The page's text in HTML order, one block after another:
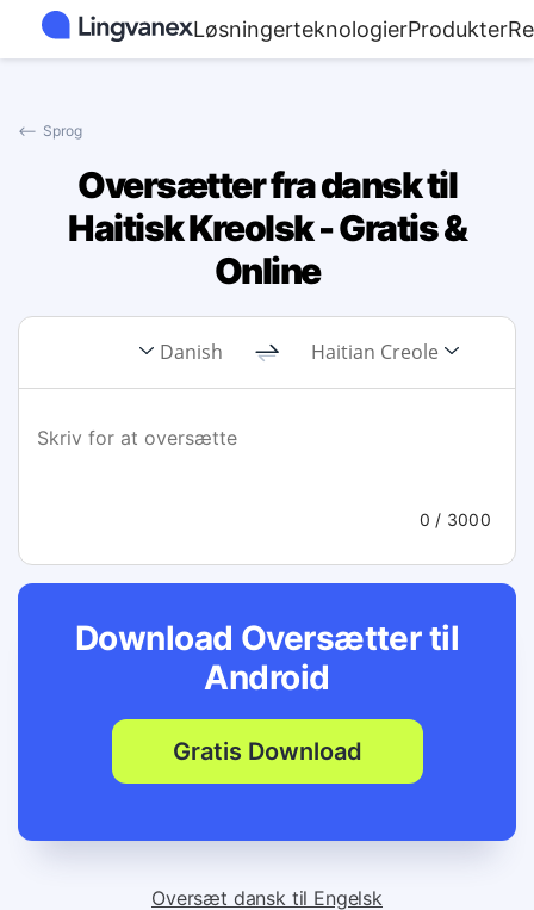
LøsningerteknologierProdukter
⟵ Sprog
Oversætter fra dansk til
Haitisk Kreolsk - Gratis &
Online
Danish Haitian Creole
0 / 3000
Download Oversætter til
Android
Gratis Download